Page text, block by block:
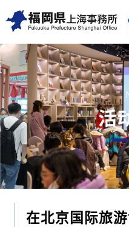
在北京国际旅